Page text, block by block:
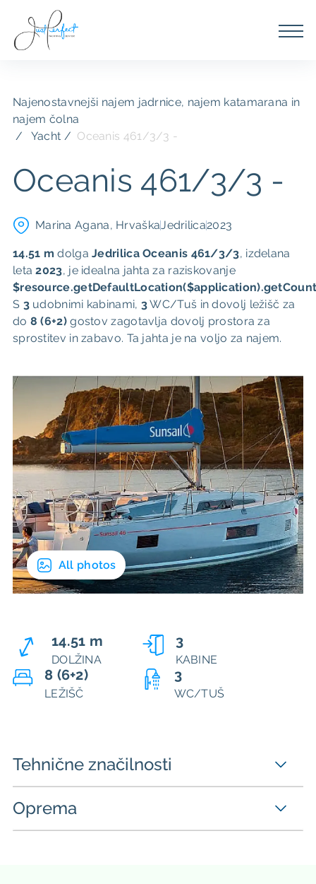
Najenostavnejši najem jadrnice, najem katamarana in
najem čolna
Yacht / Oceanis 461/3/3 -
Oceanis 461/3/3 -
Marina Agana, HrvaškaJedrilica2023
14.51 m dolgaJedrilica Oceanis 461/3/3, ​​izdelana
leta2023, je idealna jahta za raziskovanje
S 3udobnimi kabinami, 3WC/Tuš in dovolj ležišč za
do 8 (6+2)gostov zagotavlja dovolj prostora za
sprostitev in zabavo. Ta jahta je na voljo za najem.
All photos
14.51 m
DOLŽINA
3
KABINE
8 (6+2)
LEŽIŠČ
3
WC/TUŠ
Tehnične značilnosti
Oprema